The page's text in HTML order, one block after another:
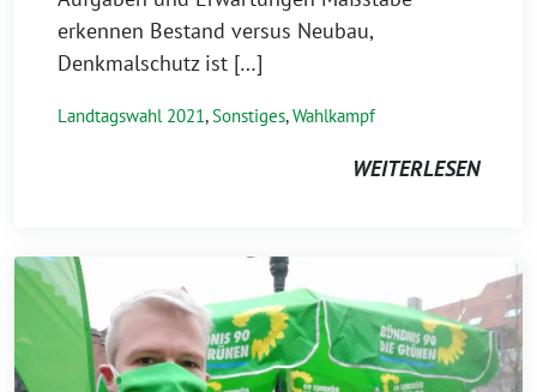
erkennen Bestand versus Neubau,
Denkmalschutz ist […]
Landtagswahl 2021,Sonstiges,Wahlkampf
WEITERLESEN